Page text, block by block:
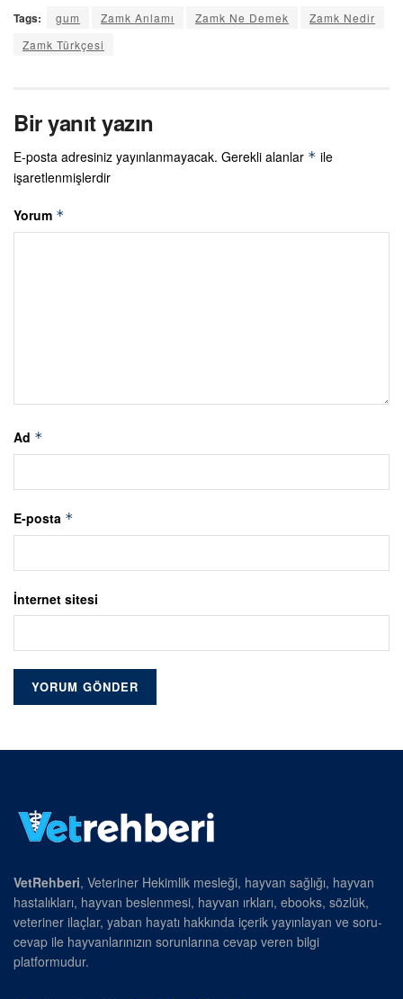
Tags: gum Zamk Anlamı Zamk Ne Demek
Zamk Nedir
Zamk Türkçesi
Bir yanıt yazın
E-posta adresiniz yayınlanmayacak. Gerekli alanlar * ile
işaretlenmişlerdir
Yorum *
Ad *
E-posta *
İnternet sitesi
VetRehberi, Veteriner Hekimlik mesleği, hayvan sağlığı, hayvan
hastalıkları, hayvan beslenmesi, hayvan ırkları, ebooks, sözlük,
veteriner ilaçlar, yaban hayatı hakkında içerik yayınlayan ve soru-
cevap ile hayvanlarınızın sorunlarına cevap veren bilgi
platformudur.